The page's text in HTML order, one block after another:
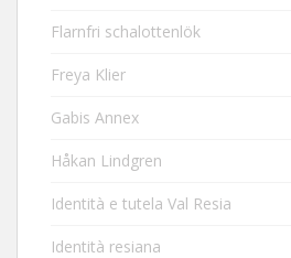
Flarnfri schalottenlök
Freya Klier
Gabis Annex
Håkan Lindgren
Identità e tutela Val Resia
Identità resiana